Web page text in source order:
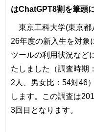
はChatGPT8割を筆頭
東京工科大学(東京都
26年度の新入生を対象
ツールの利用状況など
たしました（調査時期
2人、男女比：54対46
します。この調査は
3回目となります。